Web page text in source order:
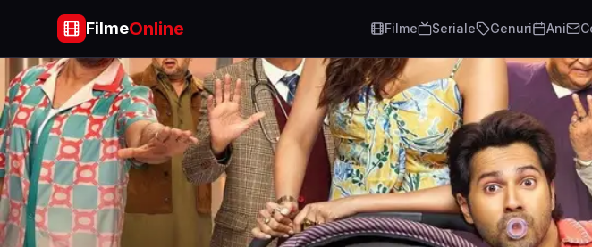
FilmeOnline Filme Seriale Genuri Ani